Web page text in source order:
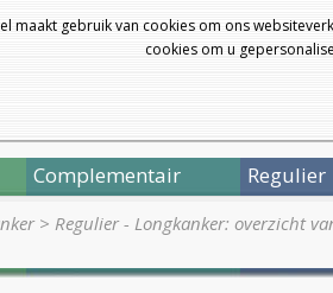
maakt gebruik van cookies om ons
cookies om u
Complementair Regulier
> Regulier - Longkanker: overzicht